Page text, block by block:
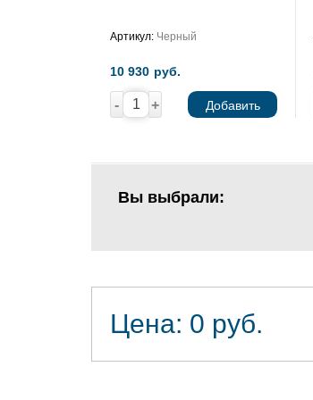
Артикул: Черный
10 930 руб.
- + Добавить
Вы выбрали:
Цена: 0 руб.